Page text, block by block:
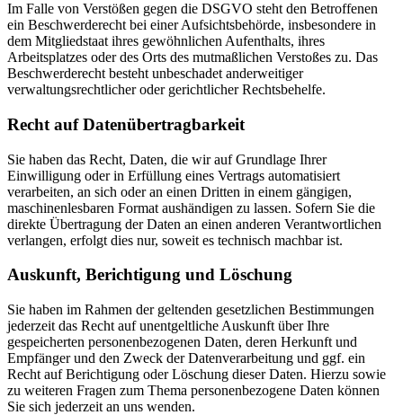
Im Falle von Verstößen gegen die DSGVO steht den Betroffenen
ein Beschwerderecht bei einer Aufsichtsbehörde, insbesondere in
dem Mitgliedstaat ihres gewöhnlichen Aufenthalts, ihres
Arbeitsplatzes oder des Orts des mutmaßlichen Verstoßes zu. Das
Beschwerderecht besteht unbeschadet anderweitiger
verwaltungsrechtlicher oder gerichtlicher Rechtsbehelfe.
Recht auf Daten­übertrag­barkeit
Sie haben das Recht, Daten, die wir auf Grundlage Ihrer
Einwilligung oder in Erfüllung eines Vertrags automatisiert
verarbeiten, an sich oder an einen Dritten in einem gängigen,
maschinenlesbaren Format aushändigen zu lassen. Sofern Sie die
direkte Übertragung der Daten an einen anderen Verantwortlichen
verlangen, erfolgt dies nur, soweit es technisch machbar ist.
Auskunft, Berichtigung und Löschung
Sie haben im Rahmen der geltenden gesetzlichen Bestimmungen
jederzeit das Recht auf unentgeltliche Auskunft über Ihre
gespeicherten personenbezogenen Daten, deren Herkunft und
Empfänger und den Zweck der Datenverarbeitung und ggf. ein
Recht auf Berichtigung oder Löschung dieser Daten. Hierzu sowie
zu weiteren Fragen zum Thema personenbezogene Daten können
Sie sich jederzeit an uns wenden.